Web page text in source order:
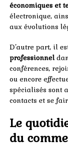
économiques et
électronique,
aux évolutions
D’autre part, il
professionnel
conférences,
ou encore
spécialisés sont
contacts et se
Le
du